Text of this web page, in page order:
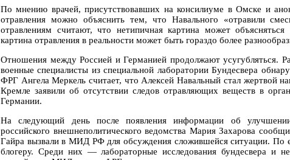
По мнению врачей, присутствовавших на консилиуме в Омске и
отравления можно объяснить тем, что Навального «отравили
отравлениям считают, что нетипичная картина может
картина отравления в реальности может быть гораздо более
Отношения между Россией и Германией продолжают усугубляться.
военные специалисты из специальной лаборатории Бундесвера
ФРГ Ангела Меркель считает, что Алексей Навальный стал жертвой
Кремле заявили об отсутствии следов отравляющих веществ в
Германии.
На следующий день после появления информации об улучшении
российского внешнеполитического ведомства Мария Захарова
Гайра вызвали в МИД РФ для обсуждения сложившейся ситуации. По
блогеру. Среди них — лабораторные исследования бундесвера и